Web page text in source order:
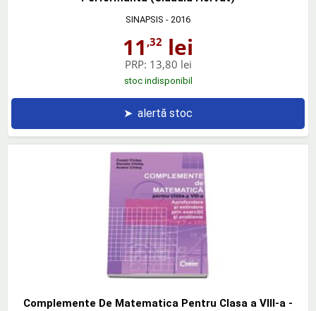
SINAPSIS - 2016
11 ,32 lei
PRP: 13,80 lei
stoc indisponibil
➤ alertă stoc
Complemente De Matematica Pentru Clasa a VIII-a -